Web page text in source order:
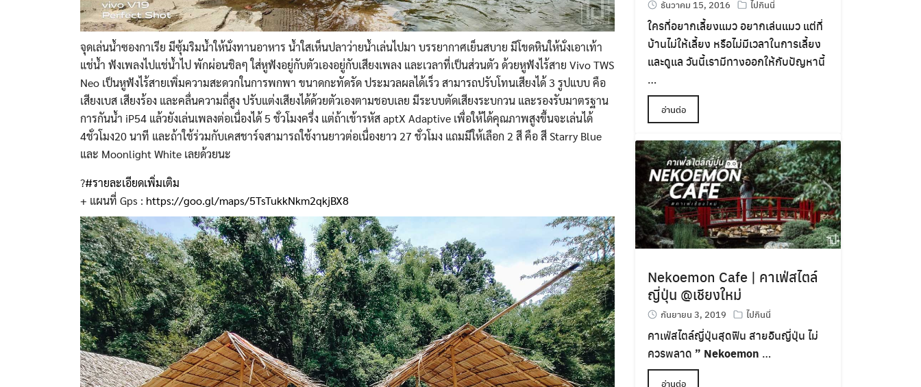
จุดเล่นน้ำซองกาเรีย มีซุ้มริมน้ำให้นั่งทานอาหาร น้ำใสเห็นปลาว่ายน้ำเล่นไปมา บรรยากาศเย็นสบาย มีโขดหินให้นั่งเอาเท้า
แช่น้ำ ฟังเพลงไปแช่น้ำไป พักผ่อนชิลๆ ใส่หูฟังอยู่กับตัวเองอยู่กับเสียงเพลง และเวลาที่เป็นส่วนตัว ด้วยหูฟังไร้สาย Vivo TWS
Neo เป็นหูฟังไร้สายเพิ่มความสะดวกในการพกพา ขนาดกะทัดรัด ประมวลผลได้เร็ว สามารถปรับโทนเสียงได้ 3 รูปแบบ คือ
เสียงเบส เสียงร้อง และคลื่นความถี่สูง ปรับแต่งเสียงได้ด้วยตัวเองตามชอบเลย มีระบบตัดเสียงระบกวน และรองรับมาตรฐาน
การกันน้ำ iP54 แล้วยังเล่นเพลงต่อเนื่องได ้ 5 ชั่วโมงครึ่ง แต่ถ้าเข้ารหัส aptX Adaptive เพื่อให้ได้คุณภาพสูงขึ้นจะเล่นได้
4ชั่วโมง20 นาที และถ้าใช้ร่วมกับเคสชาร์จสามารถใช้งานยาวต่อเนื่องยาว 27 ชั่วโมง แถมมีให้เลือก 2 สี คือ สี Starry Blue
และ Moonlight White เลยด้วยนะ
?#รายละเอียดเพิ่มเติม
+ แผนที่ Gps : https://goo.gl/maps/5TsTukkNkm2qkjBX8
ธันวาคม 15, 2016 ไปกินนี่
ใครที่อยากเลี้ยงแมว อยากเล่นแมว แต่ที่
บ้านไม่ให้เลี้ยง หรือไม่มีเวลาในการเลี้ยง
และดูแล วันนี้เรามีทางออกให้กับปัญหานี้
…
อ่านต่อ
Nekoemon Cafe | คาเฟ่สไตล์
ญี่ปุ่น @เชียงใหม่
กันยายน 3, 2019 ไปกินนี่
คาเฟ่สไตล์ญี่ปุ่นสุดฟิน สายอินญี่ปุ่น ไม่
ควรพลาด ” Nekoemon …
อ่านต่อ